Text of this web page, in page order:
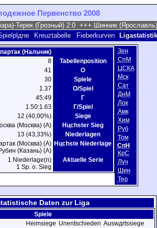
Первенство 2008
Kreuztabelle Fieberkurven
(Нальчик)
8
Tabellenposition
41
О
30
Spiele
1.37
О/Spiel
45:49
Г
1.50:1.63
Г/Spiel
12 (40,00%)
Siege
(Москва) (A)
Hцchster Sieg
13 (43,33%)
Niederlagen
(Москва) (A)
(Казань) (A)
Hцchste Niederlage
1 Niederlage(n)
1 Sp. o. Sieg
Aktuelle Serie
Зен
СпМ
ЦСКА
Мск
Сат
ДнМ
Лок
Амк
Хим
Руб
Том
СпН
КрС
Луч
Шин
Тер
Daten zur Liga
Spiele
Heimsiege Unentschieden Auswдrtssiege